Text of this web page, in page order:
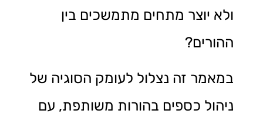
ולא יוצר מתחים מתמשכים בין
ההורים?
במאמר זה נצלול לעומק הסוגיה של
ניהול כספים בהורות משותפת, עם